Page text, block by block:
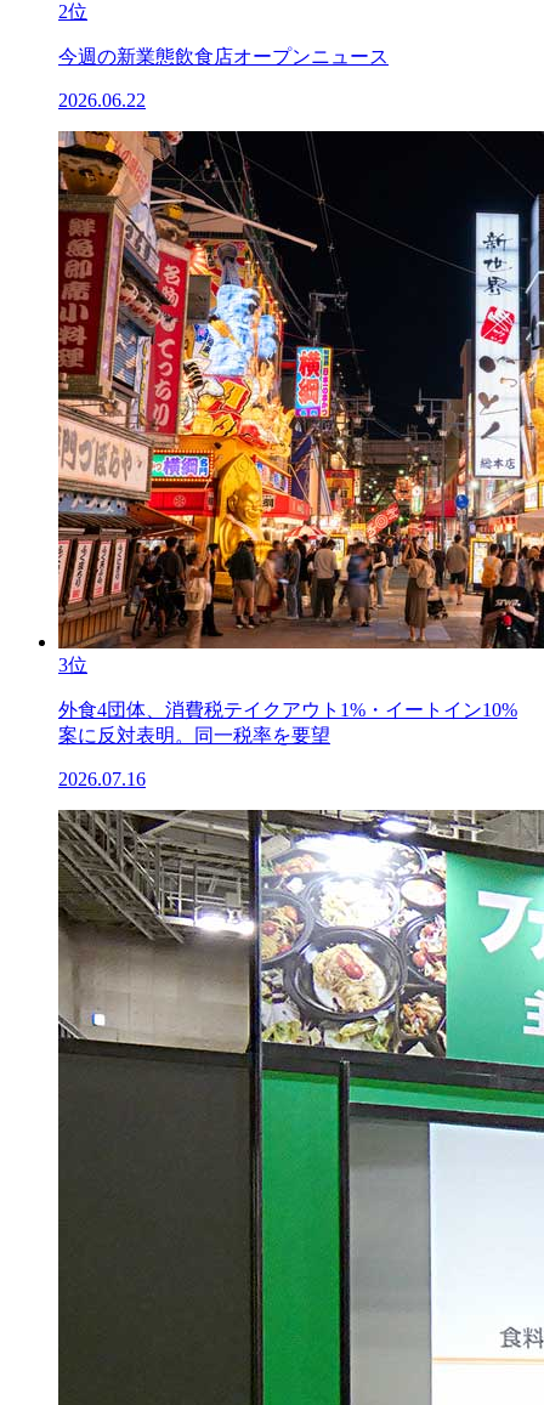
2位
今週の新業態飲食店オープンニュース
2026.06.22
3位
外食4団体、消費税テイクアウト1%・イートイン10%
案に反対表明。同一税率を要望
2026.07.16